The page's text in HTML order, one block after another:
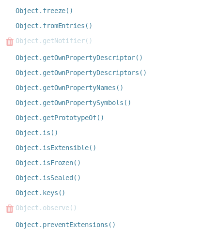
Object.freeze()
Object.fromEntries()
Object.getNotifier()
Object.getOwnPropertyDescriptor()
Object.getOwnPropertyDescriptors()
Object.getOwnPropertyNames()
Object.getOwnPropertySymbols()
Object.getPrototypeOf()
Object.is()
Object.isExtensible()
Object.isFrozen()
Object.isSealed()
Object.keys()
Object.observe()
Object.preventExtensions()